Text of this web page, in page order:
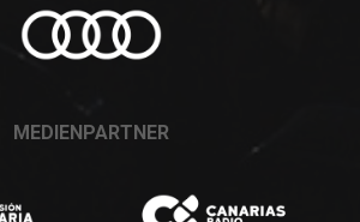
MEDIENPARTNER